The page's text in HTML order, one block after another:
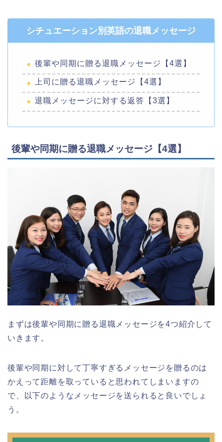
シチュエーション別英語の退職メッセージ
後輩や同期に贈る退職メッセージ【4選】
上司に贈る退職メッセージ【4選】
退職メッセージに対する返答【3選】
後輩や同期に贈る退職メッセージ【4選】
まずは後輩や同期に贈る退職メッセージを4つ紹介して
いきます。
後輩や同期に対して丁寧すぎるメッセージを贈るのは
かえって距離を取っていると思われてしまいますの
で、以下のようなメッセージを送られると良いでしょ
う。